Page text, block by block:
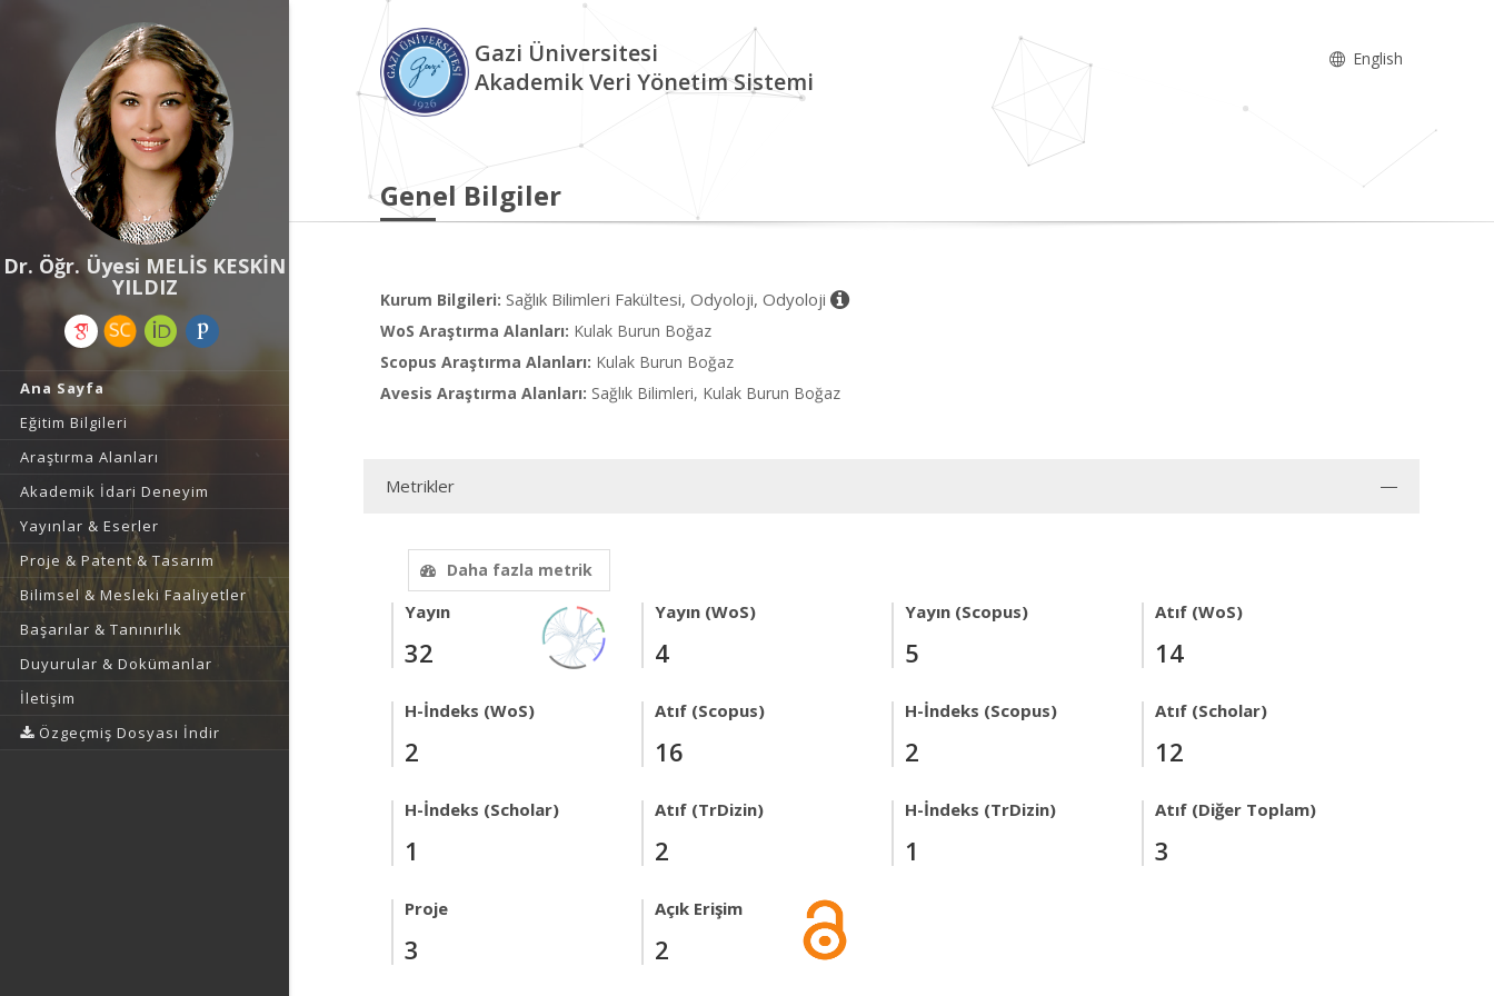
Dr. Öğr. Üyesi MELİS KESKİN
YILDIZ
Ana Sayfa
Eğitim Bilgileri
Araştırma Alanları
Akademik İdari Deneyim
Yayınlar & Eserler
Proje & Patent & Tasarım
Bilimsel & Mesleki Faaliyetler
Başarılar & Tanınırlık
Duyurular & Dokümanlar
İletişim
Özgeçmiş Dosyası İndir
Gazi Üniversitesi
Akademik Veri Yönetim Sistemi
English
Genel Bilgiler
Kurum Bilgileri: Sağlık Bilimleri Fakültesi, Odyoloji, Odyoloji
WoS Araştırma Alanları: Kulak Burun Boğaz
Scopus Araştırma Alanları: Kulak Burun Boğaz
Avesis Araştırma Alanları: Sağlık Bilimleri, Kulak Burun Boğaz
Metrikler
Daha fazla metrik
Yayın
32
Yayın (WoS)
4
Yayın (Scopus)
5
Atıf (WoS)
14
H-İndeks (WoS)
2
Atıf (Scopus)
16
H-İndeks (Scopus)
2
Atıf (Scholar)
12
H-İndeks (Scholar)
1
Atıf (TrDizin)
2
H-İndeks (TrDizin)
1
Atıf (Diğer Toplam)
3
Proje
3
Açık Erişim
2